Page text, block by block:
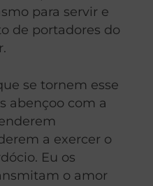
para servir e
de portadores do
se tornem esse
abençoo com a
a exercer o
Eu os
o amor